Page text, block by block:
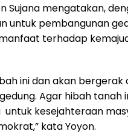
Sujana mengatakan,
untuk pembangunan
terhadap
ini dan akan
Agar hibah tanah
kesejahteraan
kata Yoyon.